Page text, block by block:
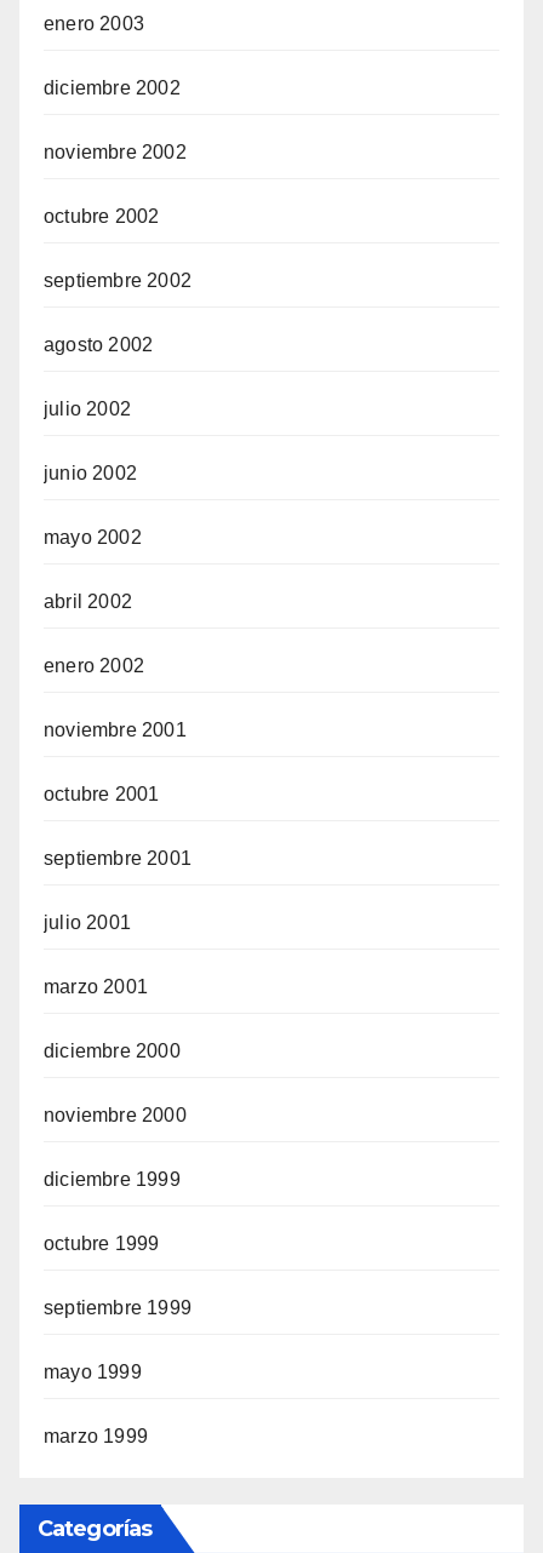
enero 2003
diciembre 2002
noviembre 2002
octubre 2002
septiembre 2002
agosto 2002
julio 2002
junio 2002
mayo 2002
abril 2002
enero 2002
noviembre 2001
octubre 2001
septiembre 2001
julio 2001
marzo 2001
diciembre 2000
noviembre 2000
diciembre 1999
octubre 1999
septiembre 1999
mayo 1999
marzo 1999
Categorías